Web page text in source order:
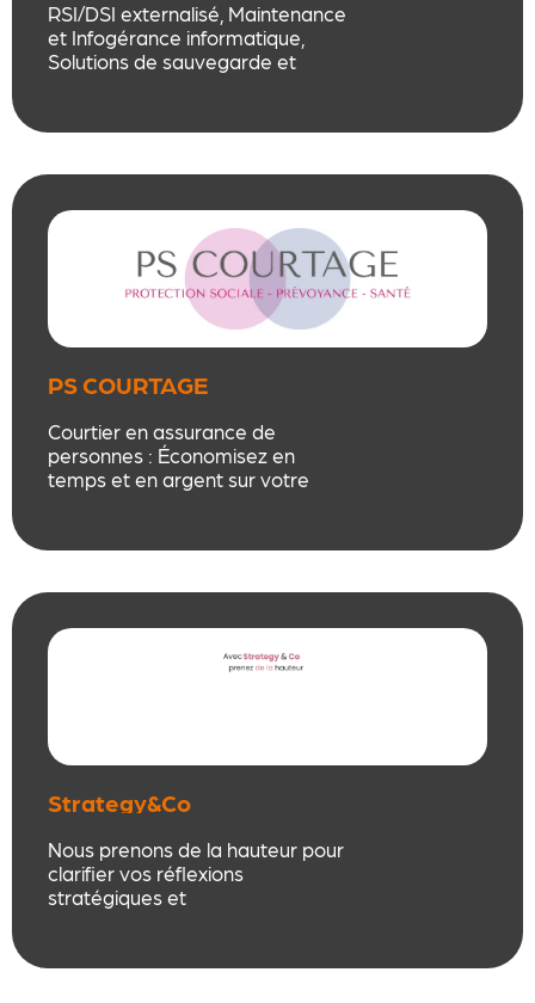
RSI/DSI externalisé, Maintenance
et Infogérance informatique,
Solutions de sauvegarde et
PS COURTAGE
Courtier en assurance de
personnes : Économisez en
temps et en argent sur votre
assurance de prêt . Je serai votre
la vie de vos contrats pour un
suivi personnalisé et sur mesure.
Strategy&Co
Nous prenons de la hauteur pour
clarifier vos réflexions
stratégiques et
Entreprise, nous trouvons et